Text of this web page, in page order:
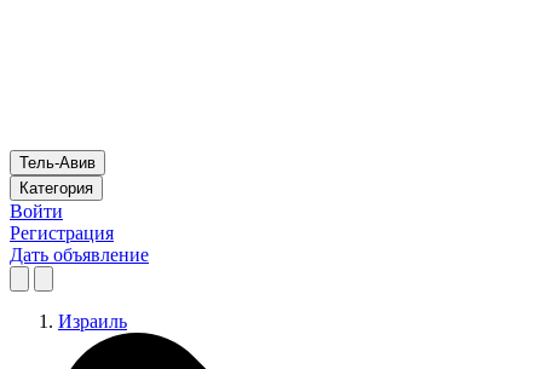
Тель-Авив
Категория
Войти
Регистрация
Дать объявление
Израиль